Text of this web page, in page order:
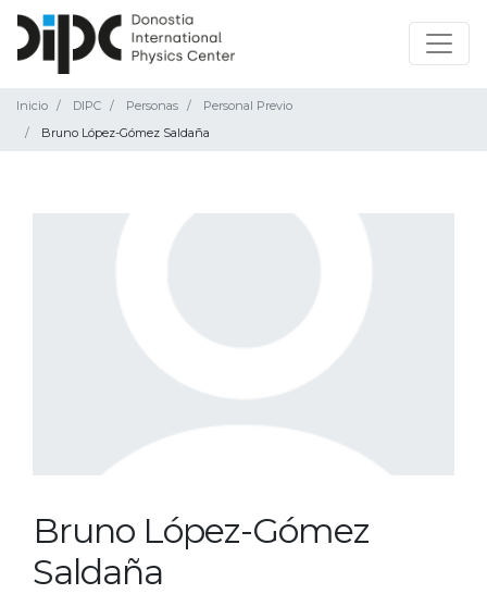
Inicio DIPC Personas
Personal Previo
Bruno López-Gómez Saldaña
Bruno López-Gómez
Saldaña